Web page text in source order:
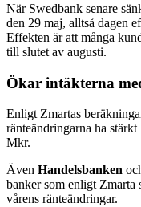
När Swedbank senare
den 29 maj, alltså dagen
Effekten är att många
till slutet av augusti.
Ökar intäkterna
Enligt Zmartas
ränteändringarna ha
Mkr.
Även Handelsbanken
banker som enligt Zmarta
vårens ränteändringar.